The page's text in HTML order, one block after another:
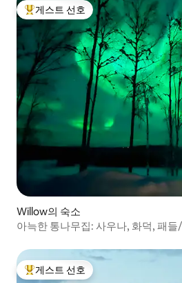
상위 게스트 선호
게스트 선호
Willow의 숙소
아늑한 통나무집: 사우나, 화덕, 패들
상위 게스트 선호
게스트 선호